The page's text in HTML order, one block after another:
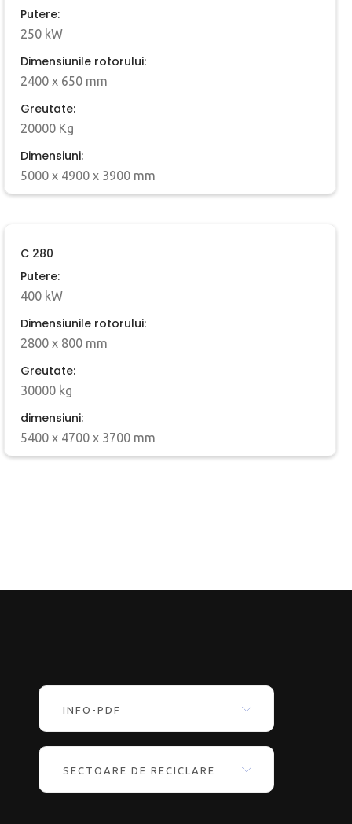
Putere:
250 kW
Dimensiunile rotorului:
2400 x 650 mm
Greutate:
20000 Kg
Dimensiuni:
5000 x 4900 x 3900 mm
C 280
Putere:
400 kW
Dimensiunile rotorului:
2800 x 800 mm
Greutate:
30000 kg
dimensiuni:
5400 x 4700 x 3700 mm
INFO-PDF
SECTOARE DE RECICLARE